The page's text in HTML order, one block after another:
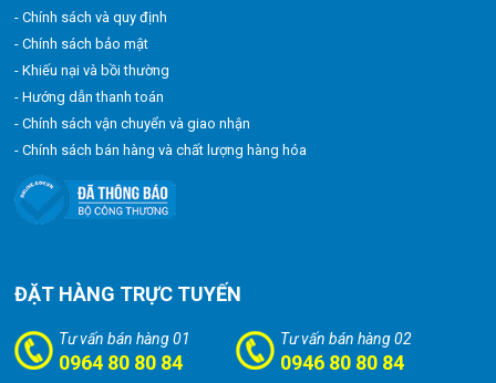
- Chính sách và quy định
- Chính sách bảo mật
- Khiếu nại và bồi thường
- Hướng dẫn thanh toán
- Chính sách vận chuyển và giao nhận
- Chính sách bán hàng và chất lượng hàng hóa
ĐẶT HÀNG TRỰC TUYẾN
Tư vấn bán hàng 01
0964 80 80 84
Tư vấn bán hàng 02
0946 80 80 84